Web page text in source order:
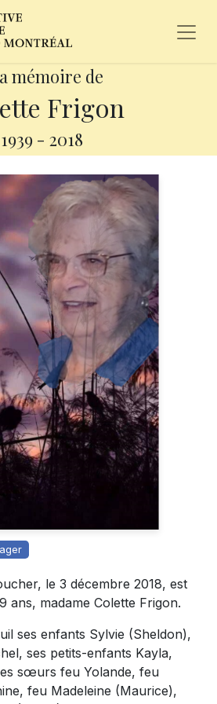
mémoire de
Frigon
1939 - 2018
le 3 décembre 2018, est
ans, madame Colette Frigon.
ses enfants Sylvie (Sheldon),
ses petits-enfants Kayla,
sœurs feu Yolande, feu
feu Madeleine (Maurice),